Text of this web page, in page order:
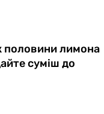
половини лимона
суміш до